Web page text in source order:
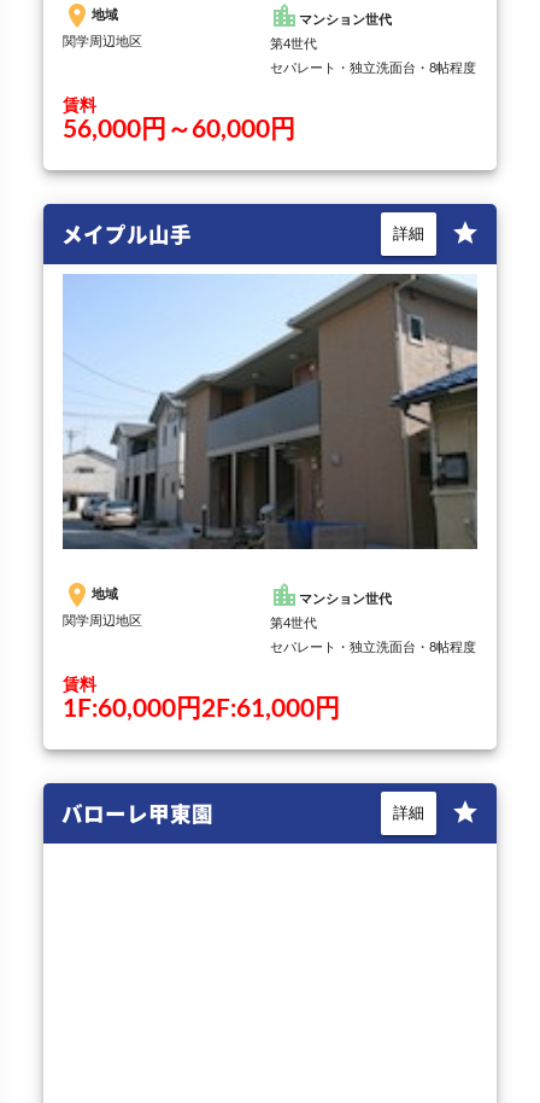
place 地域
関学周辺地区
location_city マンション世代
第4世代
セパレート・独立洗面台・8帖程度
賃料
56,000円～60,000円
メイプル山手 star
詳細
place 地域
関学周辺地区
location_city マンション世代
第4世代
セパレート・独立洗面台・8帖程度
賃料
1F:60,000円2F:61,000円
バローレ甲東園 star
詳細